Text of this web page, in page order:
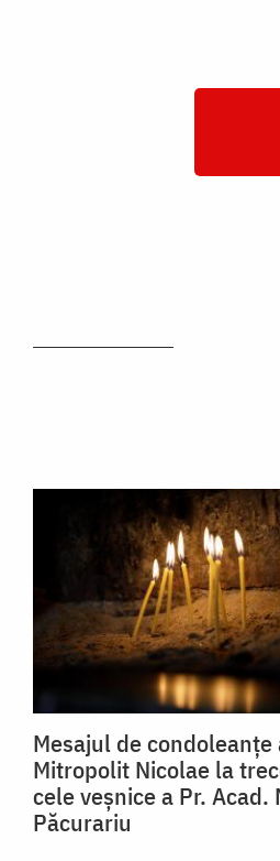
Mesajul de condoleanțe
Mitropolit Nicolae la
cele veșnice a Pr. Acad.
Păcurariu